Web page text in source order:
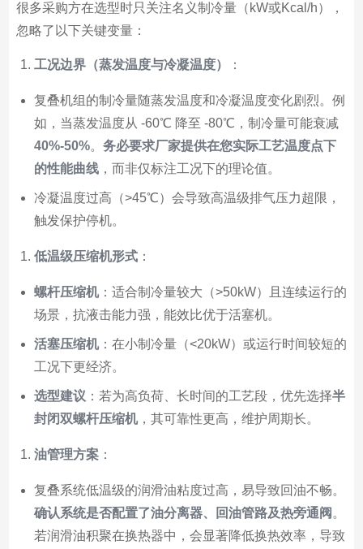
很多采购方在选型时只关注名义制冷量（kW或Kcal/h），
忽略了以下关键变量：
工况边界（蒸发温度与冷凝温度） ：
复叠机组的制冷量随蒸发温度和冷凝温度变化剧烈。例
如，当蒸发温度从 -60℃ 降至 -80℃，制冷量可能衰减
40%-50%。 务必要求厂家提供在您实际工艺温度点下
的性能曲线，而非仅标注工况下的理论值。
冷凝温度过高（>45℃）会导致高温级排气压力超限，
触发保护停机。
低温级压缩机形式：
螺杆压缩机：适合制冷量较大（>50kW）且连续运行的
场景，抗液击能力强，能效比优于活塞机。
活塞压缩机：在小制冷量（<20kW）或运行时间较短的
工况下更经济。
选型建议 ：若为高负荷、长时间的工艺段，优先选择半
封闭双螺杆压缩机，其可靠性更高，维护周期长。
油管理方案：
复叠系统低温级的润滑油粘度过高，易导致回油不畅。
确认系统是否配置了油分离器、回油管路及热旁通阀 。
若润滑油积聚在换热器中，会显著降低换热效率，导致